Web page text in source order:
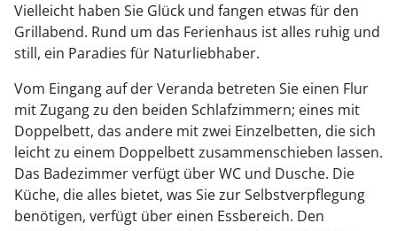
Vielleicht haben Sie Glück und fangen etwas für den
Grillabend. Rund um das Ferienhaus ist alles ruhig und
still, ein Paradies für Naturliebhaber.
Vom Eingang auf der Veranda betreten Sie einen Flur
mit Zugang zu den beiden Schlafzimmern; eines mit
Doppelbett, das andere mit zwei Einzelbetten, die sich
leicht zu einem Doppelbett zusammenschieben lassen.
Das Badezimmer verfügt über WC und Dusche. Die
Küche, die alles bietet, was Sie zur Selbstverpflegung
benötigen, verfügt über einen Essbereich. Den